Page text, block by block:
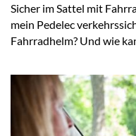
Sicher im Sattel mit
mein Pedelec
Fahrradhelm? Und wie